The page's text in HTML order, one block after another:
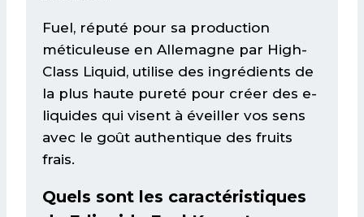
Fuel, réputé pour sa production
méticuleuse en Allemagne par High-
Class Liquid, utilise des ingrédients de
la plus haute pureté pour créer des e-
liquides qui visent à éveiller vos sens
avec le goût authentique des fruits
frais.
Quels sont les caractéristiques